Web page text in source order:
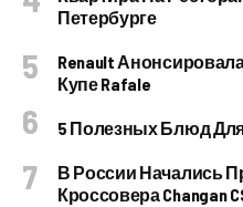
Петербурге
Renault
Купе Rafale
5 Полезных Блюд
В России Начались
Кроссовера Changan